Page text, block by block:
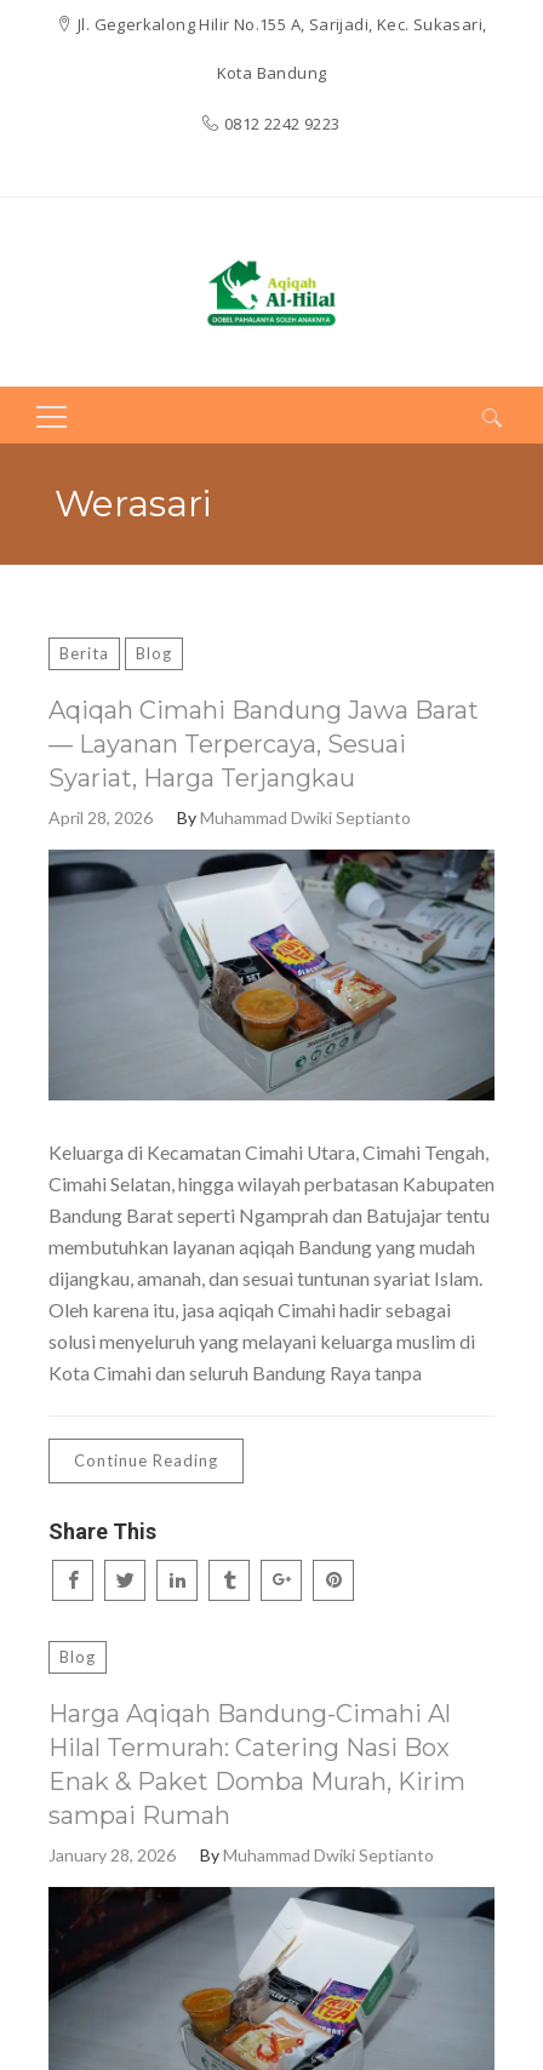
Jl. Gegerkalong Hilir No.155 A, Sarijadi, Kec. Sukasari,
Kota Bandung
0812 2242 9223
Search
for:Werasari
Berita Blog
Aqiqah Cimahi Bandung Jawa Barat
— Layanan Terpercaya, Sesuai
Syariat, Harga Terjangkau
April 28, 2026 ByMuhammad Dwiki Septianto
Keluarga di Kecamatan Cimahi Utara, Cimahi Tengah,
Cimahi Selatan, hingga wilayah perbatasan Kabupaten
Bandung Barat seperti Ngamprah dan Batujajar tentu
membutuhkan layanan aqiqah Bandung yang mudah
dijangkau, amanah, dan sesuai tuntunan syariat Islam.
Oleh karena itu, jasa aqiqah Cimahi hadir sebagai
solusi menyeluruh yang melayani keluarga muslim di
Kota Cimahi dan seluruh Bandung Raya tanpa
Continue Reading
Share This
Blog
Harga Aqiqah Bandung-Cimahi Al
Hilal Termurah: Catering Nasi Box
Enak & Paket Domba Murah, Kirim
sampai Rumah
January 28, 2026 ByMuhammad Dwiki Septianto